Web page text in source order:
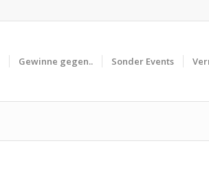
Gewinne gegen.. Sonder Events